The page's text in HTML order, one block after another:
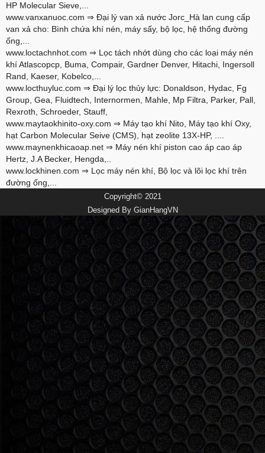
HP Molecular Sieve,...
www.vanxanuoc.com ⇒ Đại lý van xả nước Jorc_Hà lan cung cấp
van xả cho: Bình chứa khí nén, máy sấy, bộ lọc, hệ thống đường
ống,...
www.loctachnhot.com ⇒ Lọc tách nhớt dùng cho các loại máy nén
khí Atlascopcp, Buma, Compair, Gardner Denver, Hitachi, Ingersoll
Rand, Kaeser, Kobelco,...
www.locthuyluc.com ⇒ Đại lý lọc thủy lực: Donaldson, Hydac, Fg
Group, Gea, Fluidtech, Internormen, Mahle, Mp Filtra, Parker, Pall,
Rexroth, Schroeder, Stauff,
www.maytaokhinito-oxy.com ⇒ Máy tạo khí Nito, Máy tạo khí Oxy,
hạt Carbon Molecular Seive (CMS), hạt zeolite 13X-HP, ....
www.maynenkhicaoap.net ⇒ Máy nén khí piston cao áp cao áp
Hertz, J.A Becker, Hengda,..
www.lockhinen.com ⇒ Lọc máy nén khí, Bộ lọc và lõi lọc khí trên
đường ống,...
Copyright© 2021
Designed By GianHangVN